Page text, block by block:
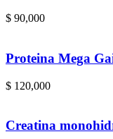
$ 90,000
Proteina Mega
$ 120,000
Creatina